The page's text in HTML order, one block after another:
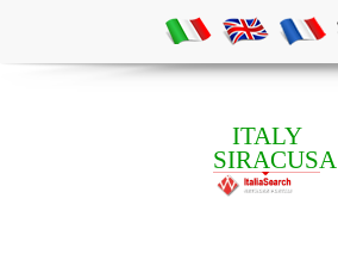
ITALY
SIRACUSA